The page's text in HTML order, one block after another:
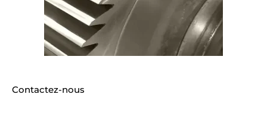
Contactez-nous